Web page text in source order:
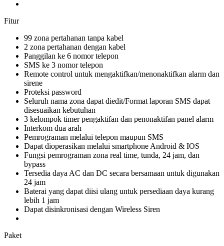
Fitur
99 zona pertahanan tanpa kabel
2 zona pertahanan dengan kabel
Panggilan ke 6 nomor telepon
SMS ke 3 nomor telepon
Remote control untuk mengaktifkan/menonaktifkan alarm dan
sirene
Proteksi password
Seluruh nama zona dapat diedit/Format laporan SMS dapat
disesuaikan kebutuhan
3 kelompok timer pengaktifan dan penonaktifan panel alarm
Interkom dua arah
Pemrograman melalui telepon maupun SMS
Dapat dioperasikan melalui smartphone Android & IOS
Fungsi pemrograman zona real time, tunda, 24 jam, dan
bypass
Tersedia daya AC dan DC secara bersamaan untuk digunakan
24 jam
Baterai yang dapat diisi ulang untuk persediaan daya kurang
lebih 1 jam
Dapat disinkronisasi dengan Wireless Siren
Paket